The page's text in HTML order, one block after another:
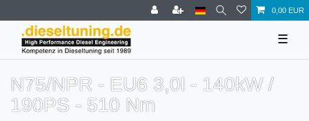
0,00 EUR
☰
N75/NPR - EU6 3,0l - 140kW /
190PS - 510 Nm